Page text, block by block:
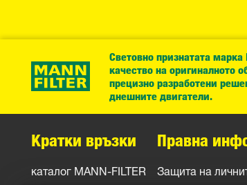
Световно признатата
качество на оригиналното
прецизно разработени
днешните двигатели.
Кратки връзки
каталог MANN-FILTER
Правна
Защита на